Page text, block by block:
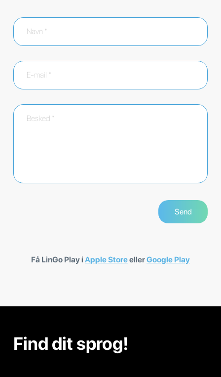
Få LinGo Play i Apple StoreellerGoogle Play
Find dit sprog!